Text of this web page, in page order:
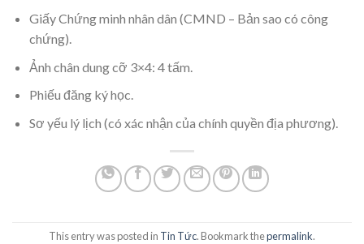
Giấy Chứng minh nhân dân (CMND – Bản sao có công
chứng).
Ảnh chân dung cỡ 3×4: 4 tấm.
Phiếu đăng ký học.
Sơ yếu lý lịch (có xác nhận của chính quyền địa phương).
This entry was posted in Tin Tức. Bookmark thepermalink.